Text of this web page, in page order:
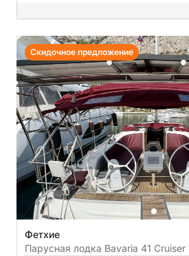
Фетхие
Парусная лодка Bavaria 41
Скидочное предложение